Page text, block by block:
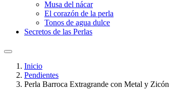
Musa del nácar
El corazón de la perla
Tonos de agua dulce
Secretos de las Perlas
Inicio
Pendientes
Perla Barroca Extragrande con Metal y Zicón